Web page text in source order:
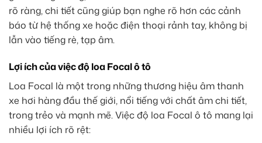
rõ ràng, chi tiết cũng giúp bạn nghe rõ hơn các cảnh
báo từ hệ thống xe hoặc điện thoại rảnh tay, không bị
lẫn vào tiếng rè, tạp âm.
Lợi ích của việc độ loa Focal ô tô
Loa Focal là một trong những thương hiệu âm thanh
xe hơi hàng đầu thế giới, nổi tiếng với chất âm chi tiết,
trong trẻo và mạnh mẽ. Việc độ loa Focal ô tô mang lại
nhiều lợi ích rõ rệt: